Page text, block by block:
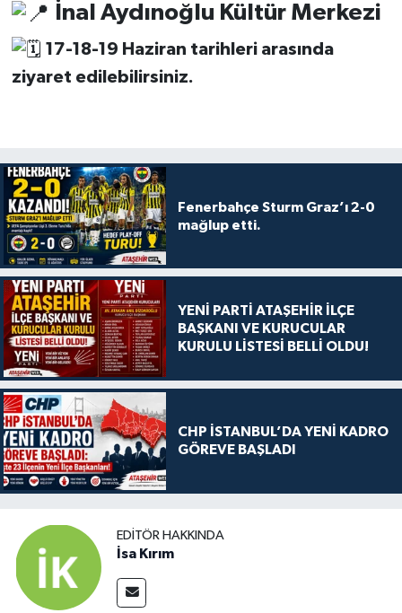
İnal Aydınoğlu Kültür Merkezi
17-18-19 Haziran tarihleri arasında
ziyaret edilebilirsiniz.
Fenerbahçe Sturm Graz’ı 2-0
mağlup etti.
YENİ PARTİ ATAŞEHİR İLÇE
BAŞKANI VE KURUCULAR
KURULU LİSTESİ BELLİ OLDU!
CHP İSTANBUL’DA YENİ KADRO
GÖREVE BAŞLADI
EDITÖR HAKKINDA
İsa Kırım